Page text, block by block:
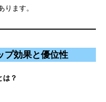
ります。
プ効果と優位性
は？